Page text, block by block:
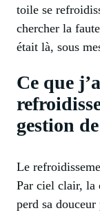
toile se
chercher la
était là, sous
Ce que
gestion
Le
Par ciel clair, la
perd sa